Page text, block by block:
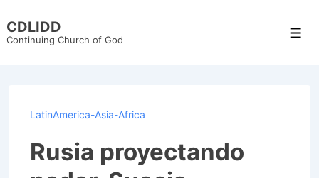
Skip
CDLIDD
Continuing Church of God
LatinAmerica-Asia-Africa
Rusia proyectando